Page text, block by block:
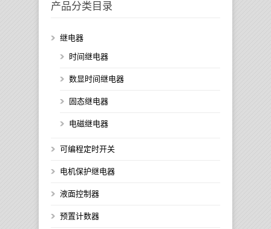
产品分类目录
继电器
时间继电器
数显时间继电器
固态继电器
电磁继电器
可编程定时开关
电机保护继电器
液面控制器
预置计数器